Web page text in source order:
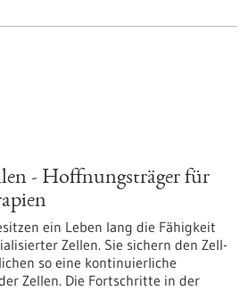
- Hoffnungsträger für
ein Leben lang die Fähigkeit
Zellen. Sie sichern den Zell-
so eine kontinuierliche
Zellen. Die Fortschritte in der